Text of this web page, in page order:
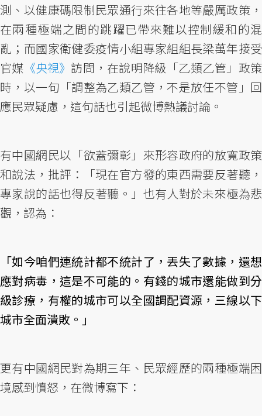
測、以健康碼限制民眾通行來往各地等嚴厲政策，
在兩種極端之間的跳躍已帶來難以控制緩和的混
亂；而國家衛健委疫情小組專家組組長梁萬年接受
官媒 《央視》 訪問，在說明降級「乙類乙管」政策
時，以一句「調整為乙類乙管，不是放任不管」回
應民眾疑慮，這句話也引起微博熱議討論。
有中國網民以「欲蓋彌彰」來形容政府的放寬政策
和說法，批評：「現在官方發的東西需要反著聽，
專家說的話也得反著聽。」也有人對於未來極為悲
觀，認為：
「如今咱們連統計都不統計了，丟失了數據，還想
應對病毒，這是不可能的。有錢的城市還能做到分
級診療，有權的城市可以全國調配資源，三線以下
城市全面潰敗。」
更有中國網民對為期三年、民眾經歷的兩種極端困
境感到憤怒，在微博寫下：